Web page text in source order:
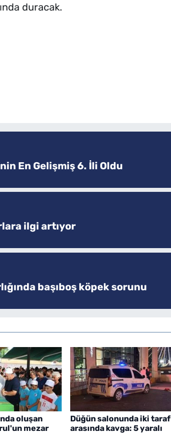
duracak.
En Gelişmiş 6. İli Oldu
ilgi artıyor
başıboş köpek sorunu
oluşan
mezar
Düğün salonunda iki taraf
arasında kavga: 5 yaralı